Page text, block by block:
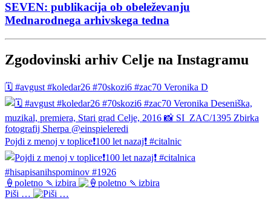
SEVEN: publikacija ob obeleževanju
Mednarodnega arhivskega tedna
Zgodovinski arhiv Celje na Instagramu
🗓️ #avgust #koledar26 #70skozi6 #zac70 Veronika D
Pojdi z menoj v toplice❗️100 let nazaj❗️ #citalnic
🍦poletno 🍡izbira
Piši …